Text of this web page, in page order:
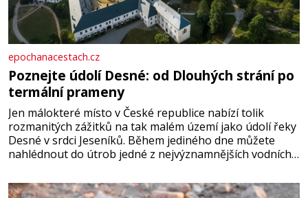
epochanacestach.cz
Poznejte údolí Desné: od Dlouhých strání po
termální prameny
Jen málokteré místo v České republice nabízí tolik
rozmanitých zážitků na tak malém území jako údolí řeky
Desné v srdci Jeseníků. Během jediného dne můžete
nahlédnout do útrob jedné z nejvýznamnějších vodních
se na koloběžce a den zakončit poznáváním památek ve